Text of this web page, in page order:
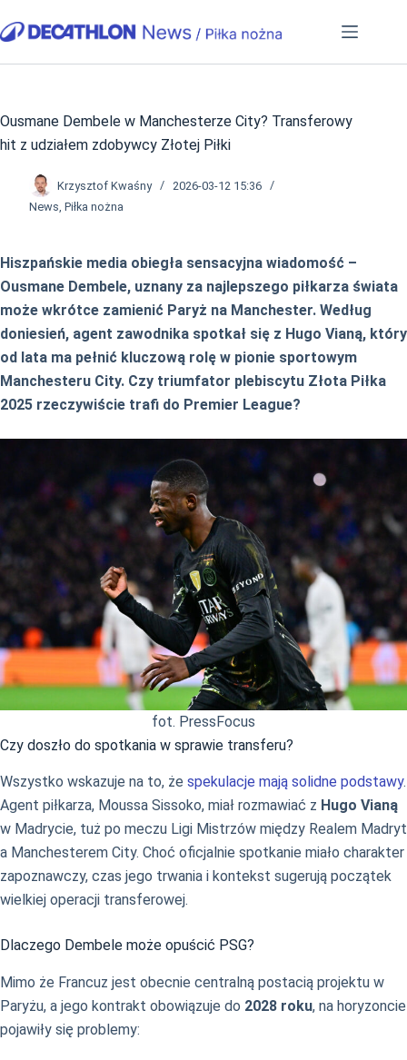
do
Ousmane Dembele w Manchesterze City? Transferowy
hit z udziałem zdobywcy Złotej Piłki
Krzysztof Kwaśny
2026-03-12 15:36
News, Piłka nożna
Hiszpańskie media obiegła sensacyjna wiadomość –
Ousmane Dembele, uznany za najlepszego piłkarza świata
może wkrótce zamienić Paryż na Manchester. Według
doniesień, agent zawodnika spotkał się z Hugo Vianą, który
od lata ma pełnić kluczową rolę w pionie sportowym
Manchesteru City. Czy triumfator plebiscytu Złota Piłka
2025 rzeczywiście trafi do Premier League?
fot. PressFocus
Czy doszło do spotkania w sprawie transferu?
Wszystko wskazuje na to, że spekulacje mają solidne podstawy.
Agent piłkarza, Moussa Sissoko, miał rozmawiać z Hugo Vianą
w Madrycie, tuż po meczu Ligi Mistrzów między Realem Madryt
a Manchesterem City. Choć oficjalnie spotkanie miało charakter
zapoznawczy, czas jego trwania i kontekst sugerują początek
wielkiej operacji transferowej.
Dlaczego Dembele może opuścić PSG?
Mimo że Francuz jest obecnie centralną postacią projektu w
Paryżu, a jego kontrakt obowiązuje do 2028 roku, na horyzoncie
pojawiły się problemy: